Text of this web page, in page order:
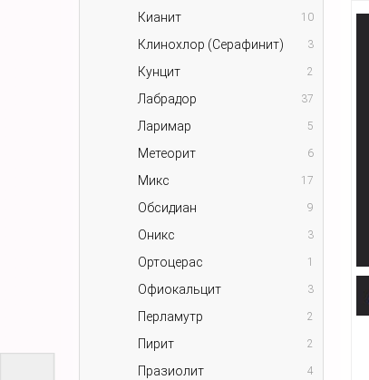
Кианит 10
Клинохлор (Серафинит) 3
Кунцит 2
Лабрадор 37
Ларимар 5
Метеорит 6
Микс 17
Обсидиан 9
Оникс 3
Ортоцерас 1
Офиокальцит 3
Перламутр 2
Пирит 2
Празиолит 4